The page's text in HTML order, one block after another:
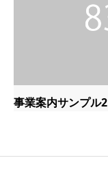
事業案内サンプル2